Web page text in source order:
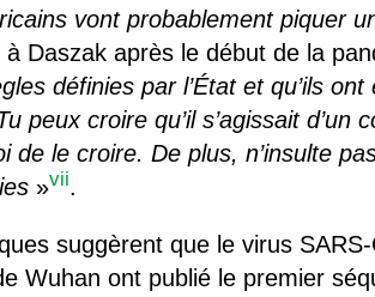
vont probablement piquer
à Daszak après le début de la
définies par l’État et qu’ils
peux croire qu’il s’agissait
de le croire. De plus, n’insulte
»vii.
suggèrent que le virus
Wuhan ont publié le premier